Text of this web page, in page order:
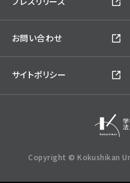
お問い合わせ
サイトポリシー
Copyright © Kokushikan